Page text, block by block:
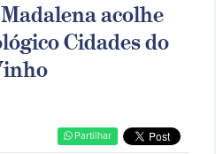
acolhe
Cidades do
Partilhar